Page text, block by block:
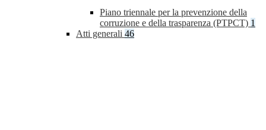
Piano triennale per la prevenzione della
corruzione e della trasparenza (PTPCT) 1
Atti generali 46